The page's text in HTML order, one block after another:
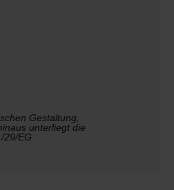
Gestaltung,
unterliegt die
29/EG